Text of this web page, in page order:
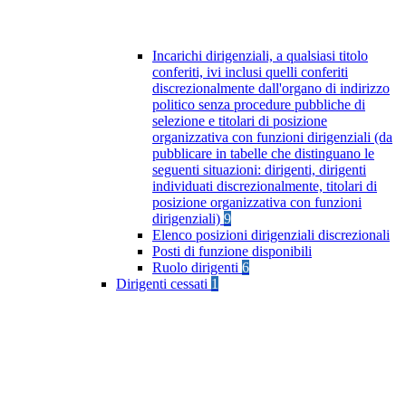
Incarichi dirigenziali, a qualsiasi titolo
conferiti, ivi inclusi quelli conferiti
discrezionalmente dall'organo di indirizzo
politico senza procedure pubbliche di
selezione e titolari di posizione
organizzativa con funzioni dirigenziali (da
pubblicare in tabelle che distinguano le
seguenti situazioni: dirigenti, dirigenti
individuati discrezionalmente, titolari di
posizione organizzativa con funzioni
dirigenziali) 9
Elenco posizioni dirigenziali discrezionali
Posti di funzione disponibili
Ruolo dirigenti 6
Dirigenti cessati 1